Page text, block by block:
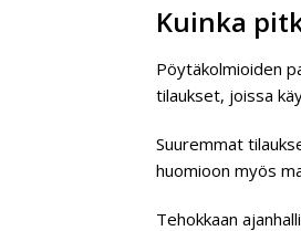
Kuinka
Pöytäkolmioiden
tilaukset, joissa
Suuremmat
huomioon myös
Tehokkaan